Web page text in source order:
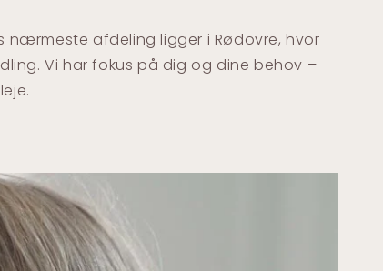
nærmeste afdeling ligger i Rødovre, hvor
Vi har fokus på dig og dine behov –